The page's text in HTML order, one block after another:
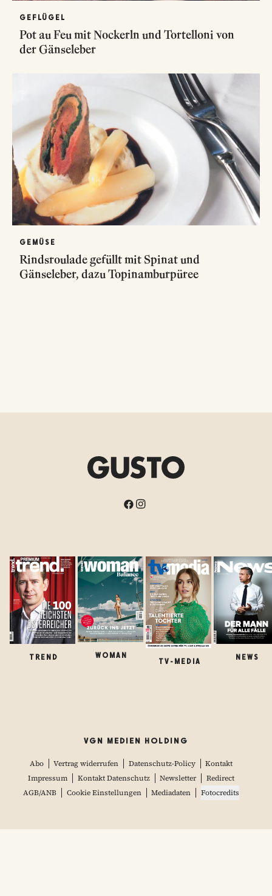
GEFLÜGEL
Pot au Feu mit Nockerln und Tortelloni von
der Gänseleber
GEMÜSE
Rindsroulade gefüllt mit Spinat und
Gänseleber, dazu Topinamburpüree
TREND WOMAN
TV-MEDIA
NEWS
VGN MEDIEN HOLDING
Abo Vertrag widerrufen Datenschutz-Policy
Kontakt
Impressum
Kontakt Datenschutz Newsletter
Redirect
AGB/ANB
Cookie Einstellungen Mediadaten Fotocredits